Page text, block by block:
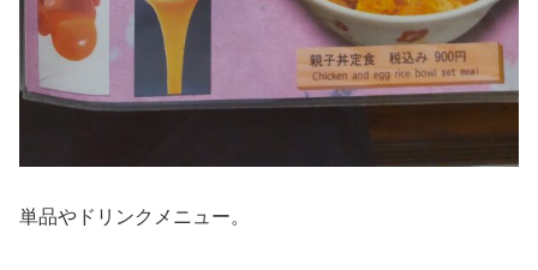
単品やドリンクメニュー。